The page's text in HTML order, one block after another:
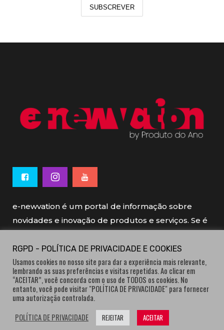
SUBSCREVER
e-newvation é um portal de informação sobre
novidades e inovação de produtos e serviços. Se é
e-newvation tem o patrocínio do “Produto do
Ano”, o prémio de inovação atribuído por
consumidores.
RGPD - POLÍTICA DE PRIVACIDADE E COOKIES
Usamos cookies no nosso site para dar a experiência mais relevante,
lembrando as suas preferências e visitas repetidas. Ao clicar em
“ACEITAR”, você concorda com o uso de TODOS os cookies. No
entanto, você pode visitar "POLÍTICA DE PRIVACIDADE" para fornecer
uma autorização controlada.
POLÍTICA DE PRIVACIDADE
REJEITAR ACEITAR